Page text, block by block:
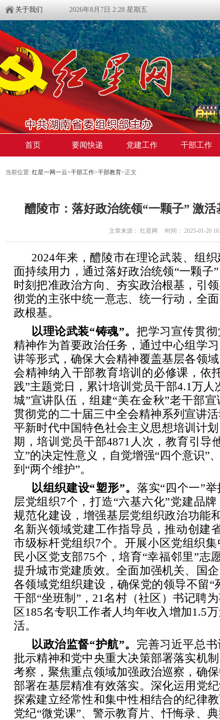
关于我们 2026年8月7日 2:28 星期五
首页 要闻快递 党建工作 干部工作
当前位置: 红星一网一云>干部工作>干部教育>正文
醴陵市：落好政治统领“一颗子” 激
文章来源： 红星网 时间： 2025-01-20
2024年来，醴陵市在理论武装、组
面持续用力，通过落好政治统领“一颗子
时刻把准政治方向、夯实政治根基，引
彻党的主张中统一意志、统一行动，全
政根基。
以理论武装“铸魂”。 把学习宣传贯
精神作为首要政治任务，通过中心组学
讲等形式，确保大会精神覆盖基层各领
会精神纳入干部教育培训的必修课，依
践”主题党日，累计培训党员干部4.1万人
城”宣讲队伍，组建“美在金秋”老干部
贯彻党的二十届三中全会精神系列宣讲
平新时代中国特色社会主义思想培训计
期，培训党员干部4871人次，教育引导
立”的决定性意义，自觉增强“四个意识”
到“两个维护”。
以组织建设“塑形”。 落实“四个一”
层党组织7个，打造“六基六化”党建品
规范化建设，增强基层党组织政治功能
名新兴领域党建工作指导员，推动创建
市级标杆党组织7个。开展小区党组织
民小区党支部75个，培育“幸福邻里”志
提升城市党建质效。全面加强机关、国
各领域党组织建设，确保党的领导不留“
干部“坐班制”，21名村（社区）书记聘
区185名专职工作者人均年收入增加1.5
活。
以政治监督“护航”。 完善习近平总
批示精神和党中央重大决策部署落实机
考察，聚焦重点领域加强政治巡察，确
部署在基层精准有效落实。深化运用党
探索建立经常性和集中性相结合的纪律
党纪“微党课”、警示教育片、忏悔录、